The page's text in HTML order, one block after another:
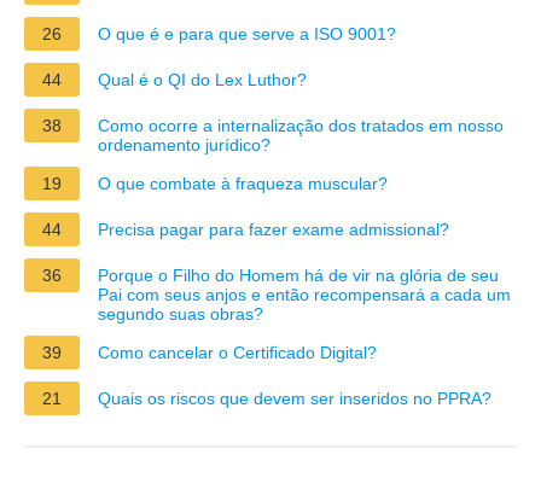
26 O que é e para que serve a ISO 9001?
44 Qual é o QI do Lex Luthor?
38
Como ocorre a internalização dos tratados em nosso
ordenamento jurídico?
19
O que combate à fraqueza muscular?
44 Precisa pagar para fazer exame admissional?
36
Porque o Filho do Homem há de vir na glória de seu
Pai com seus anjos e então recompensará a cada um
segundo suas obras?
39
Como cancelar o Certificado Digital?
21 Quais os riscos que devem ser inseridos no PPRA?